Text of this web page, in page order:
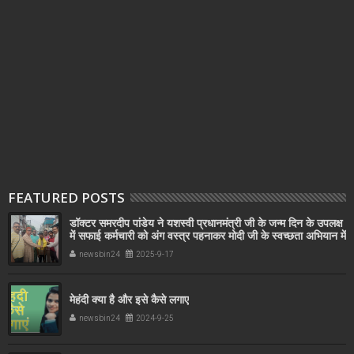
FEATURED POSTS
डॉक्टर समरदीप पांडेय ने यशस्वी प्रधानमंत्री जी के जन्म दिन के उपलक्ष
में सफाई कर्मचारी को अंग वस्त्र पहनाकर मोदी जी के स्वच्छता अभियान में
सहयोग किया
newsbin24 2025-9-17
मेहंदी क्या है और इसे कैसे लगाए
newsbin24 2024-9-25